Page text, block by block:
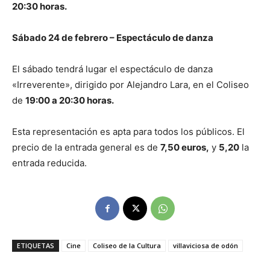
20:30 horas.
Sábado 24 de febrero – Espectáculo de danza
El sábado tendrá lugar el espectáculo de danza
«Irreverente», dirigido por Alejandro Lara, en el Coliseo
de 19:00 a 20:30 horas.
Esta representación es apta para todos los públicos. El
precio de la entrada general es de 7,50 euros, y 5,20 la
entrada reducida.
ETIQUETAS Cine Coliseo de la Cultura villaviciosa de odón